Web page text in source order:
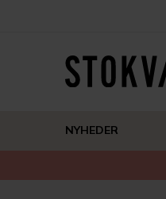
NYHEDER